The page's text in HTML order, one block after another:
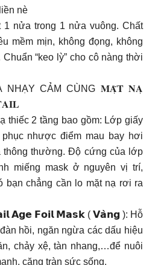
nè
1 nửa trong 1 nửa vuông. Chất
mềm mịn, không đọng, không
“keo lỳ” cho cô nàng thời
NHẠY CẢM CÙNG 𝐌𝐀̣̆𝐓 𝐍𝐀̣
thiếc 2 tầng bao gồm: Lớp giấy
nhược điểm mau bay hơi
thông thường. Độ cứng của lớp
miếng mask ở nguyên vị trí,
bạn chẳng cần lo mặt nạ rơi ra
𝗔𝗴𝗲 𝗙𝗼𝗶𝗹 𝗠𝗮𝘀𝗸 ( 𝗩𝗮̀𝗻𝗴 ): Hỗ
hồi, ngăn ngừa các dấu hiệu
chảy xệ, tàn nhang,…để nuôi
căng tràn sức sống.